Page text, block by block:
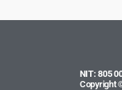
NIT: 805
Copyright